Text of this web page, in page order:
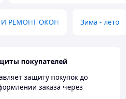
РЕМОНТ ОКОН Зима - лето
покупателей
защиту покупок до
заказа через